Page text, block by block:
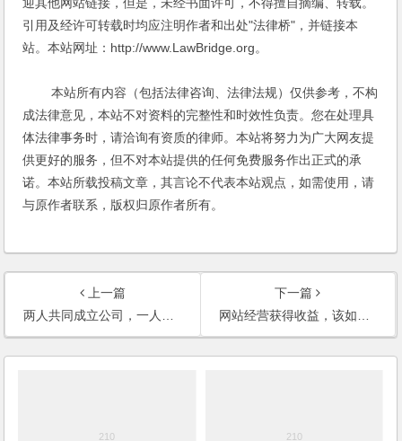
引用及经许可转载时均应注明作者和出处"法律桥"，并链接本
站。本站网址：http://www.LawBridge.org。
本站所有内容（包括法律咨询、法律法规）仅供参考，不构
成法律意见，本站不对资料的完整性和时效性负责。您在处理具
体法律事务时，请洽询有资质的律师。本站将努力为广大网友提
供更好的服务，但不对本站提供的任何免费服务作出正式的承
诺。本站所载投稿文章，其言论不代表本站观点，如需使用，请
与原作者联系，版权归原作者所有。
上一篇
两人共同成立公司，一人出资及人力物力，另一人提供客户资源，分红如何分配？
下一篇
网站经营获得收益，该如何分配？